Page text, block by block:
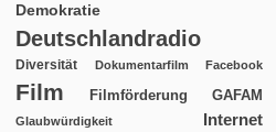
Demokratie
Deutschlandradio
Diversität Dokumentarfilm Facebook
Film Filmförderung GAFAM
Glaubwürdigkeit Internet